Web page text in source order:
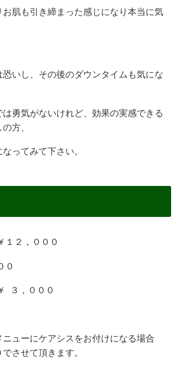
お肌も引き締まった感じになり本当に気
いし、その後のダウンタイムも気にな
勇気がないけれど、効果の実感できる
方、
ってみて下さい。
２，０００
０
３，０００
ニューにケアシスをお付けになる場合
させて頂きます。